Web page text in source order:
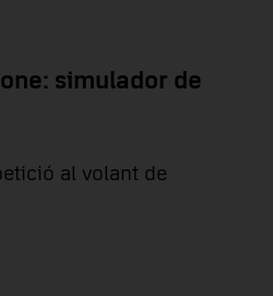
simulador de
al volant de